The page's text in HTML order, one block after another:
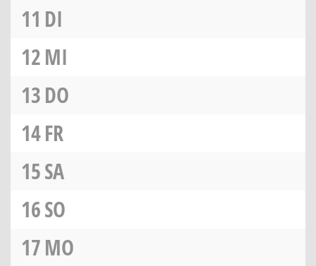
11 DI
12MI
13DO
14FR
15SA
16SO
17MO